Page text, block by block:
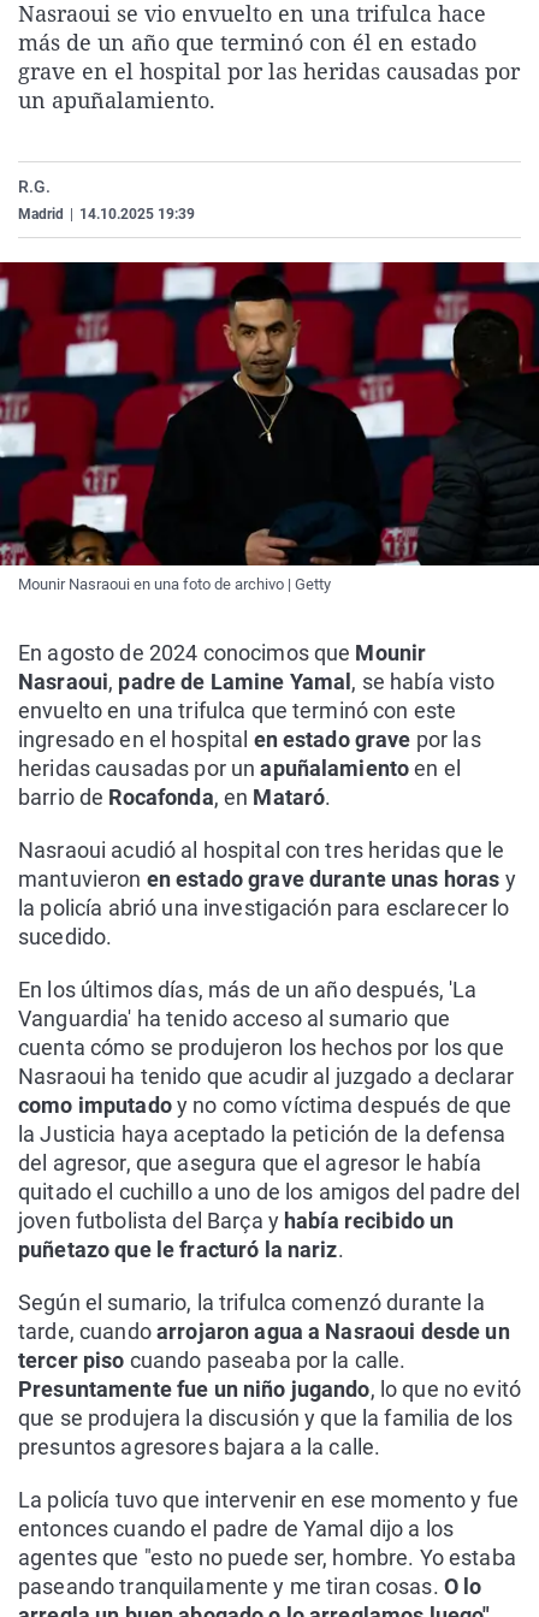
La rosa de los vientos
Gente viajera
Caso
Retornados
Extremadura
Galicia
Virales
Televisión
Nasraoui se vio envuelto en una trifulca hace
más de un año que terminó con él en estado
grave en el hospital por las heridas causadas por
un apuñalamiento.
R.G.
Madrid 14.10.2025 19:39
Mounir Nasraoui en una foto de archivo | Getty
En agosto de 2024 conocimos que Mounir
Nasraoui, padre de Lamine Yamal , se había visto
envuelto en una trifulca que terminó con este
ingresado en el hospital en estado grave por las
heridas causadas por unapuñalamientoen el
barrio de Rocafonda, en Mataró.
Nasraoui acudió al hospital con tres heridas que le
mantuvieron en estado grave durante unas horas y
la policía abrió una investigación para esclarecer lo
sucedido.
En los últimos días, más de un año después, 'La
Vanguardia' ha tenido acceso al sumario que
cuenta cómo se produjeron los hechos por los que
Nasraoui ha tenido que acudir al juzgado a declarar
como imputadoy no como víctima después de que
la Justicia haya aceptado la petición de la defensa
del agresor, que asegura que el agresor le había
quitado el cuchillo a uno de los amigos del padre del
joven futbolista del Barça y había recibido un
puñetazo que le fracturó la nariz.
Según el sumario, la trifulca comenzó durante la
tarde, cuandoarrojaron agua a Nasraoui desde un
tercer piso cuando paseaba por la calle.
Presuntamente fue un niño jugando, lo que no evitó
que se produjera la discusión y que la familia de los
presuntos agresores bajara a la calle.
La policía tuvo que intervenir en ese momento y fue
entonces cuando el padre de Yamal dijo a los
agentes que "esto no puede ser, hombre. Yo estaba
paseando tranquilamente y me tiran cosas. O lo